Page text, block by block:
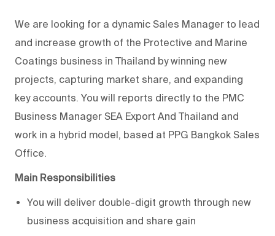
We are looking for a dynamic Sales Manager to lead
and increase growth of the Protective and Marine
Coatings business in Thailand by winning new
projects, capturing market share, and expanding
key accounts. You will reports directly to the PMC
Business Manager SEA Export And Thailand and
work in a hybrid model, based at PPG Bangkok Sales
Office.
Main Responsibilities
You will deliver double-digit growth through new
business acquisition and share gain